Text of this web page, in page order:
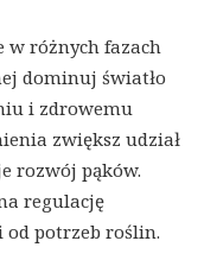
w różnych fazach
dominuj światło
i zdrowemu
zwiększ udział
rozwój pąków.
regulację
od potrzeb roślin.